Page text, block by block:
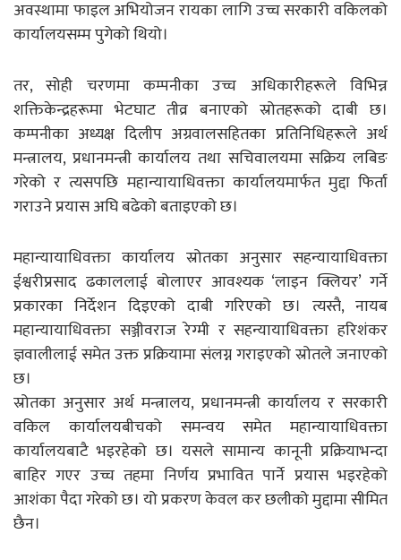
अवस्थामा फाइल अभियोजन रायका लागि उच्च सरकारी वकिलको
कार्यालयसम्म पुगेको थियो।
तर, सोही चरणमा कम्पनीका उच्च अधिकारीहरूले विभिन्न
शक्तिकेन्द्रहरूमा भेटघाट तीव्र बनाएको स्रोतहरूको दाबी छ।
कम्पनीका अध्यक्ष दिलीप अग्रवालसहितका प्रतिनिधिहरूले अर्थ
मन्त्रालय, प्रधानमन्त्री कार्यालय तथा सचिवालयमा सक्रिय लबिङ
गरेको र त्यसपछि महान्यायाधिवक्ता कार्यालयमार्फत मुद्दा फिर्ता
गराउने प्रयास अघि बढेको बताइएको छ।
महान्यायाधिवक्ता कार्यालय स्रोतका अनुसार सहन्यायाधिवक्ता
ईश्वरीप्रसाद ढकाललाई बोलाएर आवश्यक ‘लाइन क्लियर’ गर्ने
प्रकारका निर्देशन दिइएको दाबी गरिएको छ। त्यस्तै, नायब
महान्यायाधिवक्ता सञ्जीवराज रेग्मी र सहन्यायाधिवक्ता हरिशंकर
ज्ञवालीलाई समेत उक्त प्रक्रियामा संलग्न गराइएको स्रोतले जनाएको
छ।
स्रोतका अनुसार अर्थ मन्त्रालय, प्रधानमन्त्री कार्यालय र सरकारी
वकिल कार्यालयबीचको समन्वय समेत महान्यायाधिवक्ता
कार्यालयबाटै भइरहेको छ। यसले सामान्य कानूनी प्रक्रियाभन्दा
बाहिर गएर उच्च तहमा निर्णय प्रभावित पार्ने प्रयास भइरहेको
आशंका पैदा गरेको छ। यो प्रकरण केवल कर छलीको मुद्दामा सीमित
छैन।